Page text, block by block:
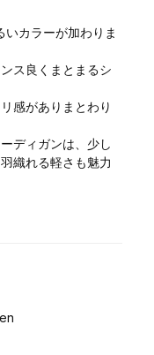
カラーが加わりま
ス良くまとまるシ
感がありまとわり
ディガンは、少し
織れる軽さも魅力